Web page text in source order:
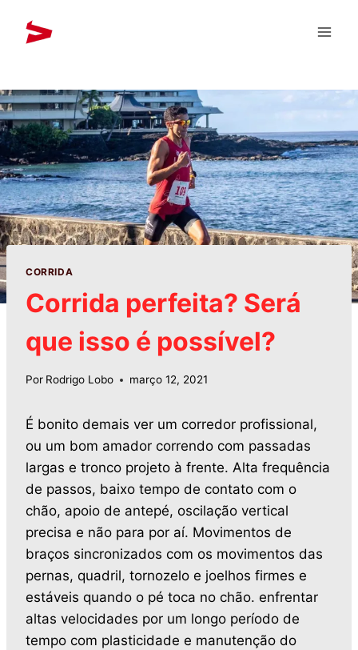
CORRIDA
Corrida perfeita? Será
que isso é possível?
Por Rodrigo Lobo março 12, 2021
É bonito demais ver um corredor profissional,
ou um bom amador correndo com passadas
largas e tronco projeto à frente. Alta frequência
de passos, baixo tempo de contato com o
chão, apoio de antepé, oscilação vertical
precisa e não para por aí. Movimentos de
braços sincronizados com os movimentos das
pernas, quadril, tornozelo e joelhos firmes e
estáveis quando o pé toca no chão. enfrentar
altas velocidades por um longo período de
tempo com plasticidade e manutenção do